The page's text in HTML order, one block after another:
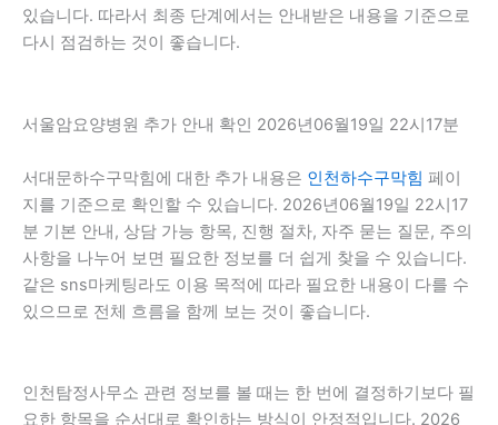
있습니다. 따라서 최종 단계에서는 안내받은 내용을 기준으로
다시 점검하는 것이 좋습니다.
서울암요양병원 추가 안내 확인 2026년06월19일 22시17분
서대문하수구막힘에 대한 추가 내용은 인천하수구막힘 페이
지를 기준으로 확인할 수 있습니다. 2026년06월19일 22시17
분 기본 안내, 상담 가능 항목, 진행 절차, 자주 묻는 질문, 주의
사항을 나누어 보면 필요한 정보를 더 쉽게 찾을 수 있습니다.
같은 sns마케팅라도 이용 목적에 따라 필요한 내용이 다를 수
있으므로 전체 흐름을 함께 보는 것이 좋습니다.
인천탐정사무소 관련 정보를 볼 때는 한 번에 결정하기보다 필
요한 항목을 순서대로 확인하는 방식이 안정적입니다. 2026